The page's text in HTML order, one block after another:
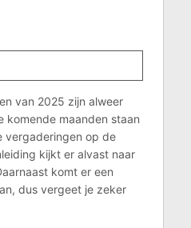
van 2025 zijn alweer
komende maanden staan
vergaderingen op de
kijkt er alvast naar
komt er een
dus vergeet je zeker